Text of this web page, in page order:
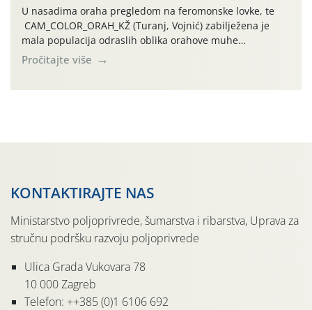
U nasadima oraha pregledom na feromonske lovke, te
CAM_COLOR_ORAH_KŽ (Turanj, Vojnić) zabilježena je
mala populacija odraslih oblika orahove muhe
(Rhagoletis completa). Niska brojnost može se objasniti
činjenicom da je riječ o mladim nasadima s vrlo malim
Pročitajte više
KONTAKTIRAJTE NAS
Ministarstvo poljoprivrede, šumarstva i ribarstva, Uprava za
stručnu podršku razvoju poljoprivrede
Ulica Grada Vukovara 78
10 000 Zagreb
Telefon: ++385 (0)1 6106 692